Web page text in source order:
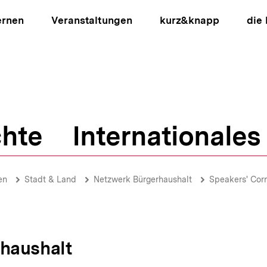
Veranstaltungen kurz&knapp die
Internationales
Stadt & Land Netzwerk Bürgerhaushalt Speakers'